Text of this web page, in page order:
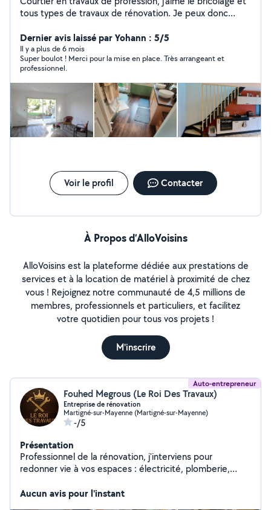
tous types de travaux de rénovation. Je peux donc
plusieurs appartements de A à Z et je sais être
minutieux pour atteindre un résultat satisfaisant. De
nature souriant et accueillant, je peux vous apporter
mon aide sur tous les petits travaux d'aménagement, de
sol, de peinture, d'entretien extérieur, etc. Mon objectif
est toujours de repartir d'un chantier avec un sourire
partagé avec mon client.
Dernier avis laissé par Yohann : 5/5
Il y a plus de 6 mois
Super boulot ! Merci pour la mise en place. Très arrangeant et
professionnel.
Voir le profil Contacter
À Propos d’AlloVoisins
AlloVoisins est la plateforme dédiée aux prestations de
services et à la location de matériel à proximité de chez
vous ! Rejoignez notre communauté de 4,5 millions de
membres, professionnels et particuliers, et facilitez
votre quotidien pour tous vos projets !
M'inscrire
Auto-entrepreneur
Fouhed Megrous (Le Roi Des Travaux)
Entreprise de rénovation
Martigné-sur-Mayenne (Martigné-sur-Mayenne)
-/5
Présentation
Professionnel de la rénovation, j'interviens pour
redonner vie à vos espaces : électricité, plomberie,
aménagements et finitions. Sérieux, soigné et à
Aucun avis pour l'instant